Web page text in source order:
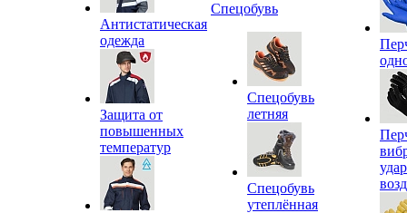
Антистатическая
одежда
Защита от
повышенных
температур
Спецобувь
Спецобувь
летняя
Спецобувь
утеплённая